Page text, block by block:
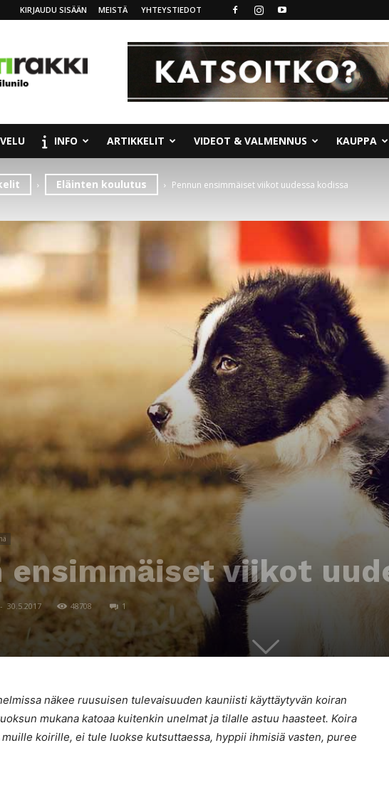
KIRJAUDU SISÄÄN MEISTÄ YHTEYSTIEDOT
INFO ARTIKKELIT VIDEOT & VALMENNUS KAUPPA
Eläinten koulutus Pennun ensimmäiset viikot uudessa kodissa
ensimmäiset viikot
- 30.5.2017 48708 1
näkee ruusuisen tulevaisuuden kauniisti käyttäytyvän koiran
mukana katoaa kuitenkin unelmat ja tilalle astuu haasteet. Koira
muille koirille, ei tule luokse kutsuttaessa, hyppii ihmisiä vasten, puree